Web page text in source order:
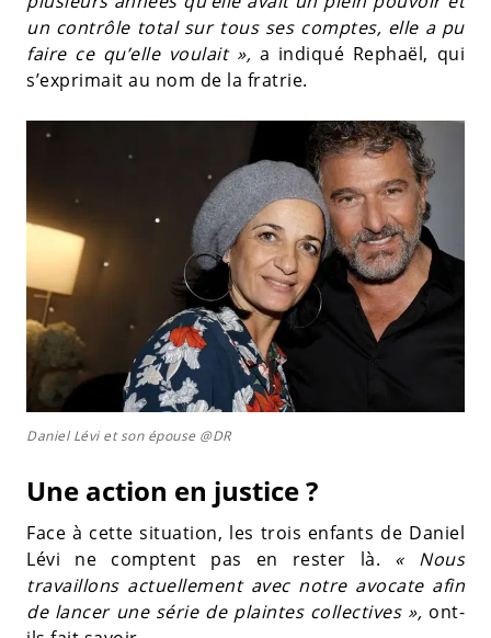
un contrôle total sur tous ses comptes, elle a pu
faire ce qu’elle voulait », a indiqué Rephaël, qui
s’exprimait au nom de la fratrie.
Daniel Lévi et son épouse @DR
Une action en justice ?
Face à cette situation, les trois enfants de Daniel
Lévi ne comptent pas en rester là. « Nous
travaillons actuellement avec notre avocate afin
de lancer une série de plaintes collectives », ont-